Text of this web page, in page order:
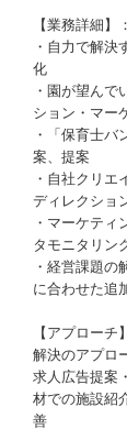
【業務詳細】：
・自力で解決
化
・園が望んで
ション・マー
・「保育士バ
案、提案
・自社クリエ
ディレクショ
・マーケティ
タモニタリン
・経営課題の
に合わせた追
【アプローチ
解決のアプロ
求人広告提案
材での施設紹
善